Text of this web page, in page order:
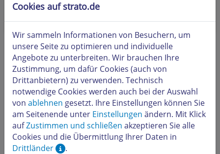
Wie kann ich für meine Domain die DKIM
Einstellungen ändern?
Cookies auf strato.de
Wir sammeln Informationen von Besuchern, um
unsere Seite zu optimieren und individuelle
Angebote zu unterbreiten. Wir brauchen Ihre
Zustimmung, um dafür Cookies (auch von
Drittanbietern) zu verwenden. Technisch
notwendige Cookies werden auch bei der Auswahl
von ablehnen gesetzt. Ihre Einstellungen können Sie
am Seitenende unter Einstellungen ändern. Mit Klick
aufZustimmen und schließen akzeptieren Sie alle
Cookies und die Übermittlung Ihrer Daten in
Drittländer
.